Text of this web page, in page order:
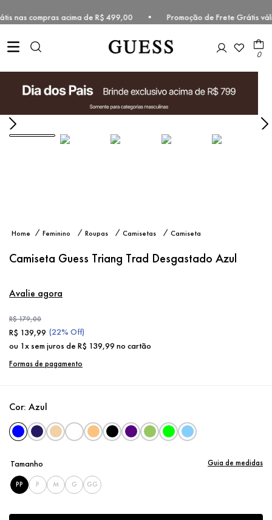
nas compras acima de R$ 499,00 • Promoção de Frete
0
Feminino Roupas Camisetas
Camiseta
Desgastado
Azul
Camiseta Guess Triang Trad Desgastado Azul
Avalie agora
R$179,00
R$ 139,99 (22% Off)
ou 1x sem juros de R$ 139,99 no cartão
Formas de pagamento
Cor: Azul
Tamanho
PP P M G GG
Guia de medidas